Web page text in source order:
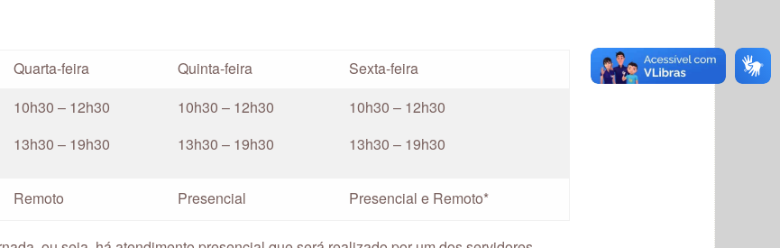
Quarta-feira Quinta-feira
Sexta-feira
10h30 – 12h30
13h30 – 19h30
10h30 – 12h30
13h30 – 19h30
10h30 – 12h30
13h30 – 19h30
Remoto Presencial Presencial e Remoto*